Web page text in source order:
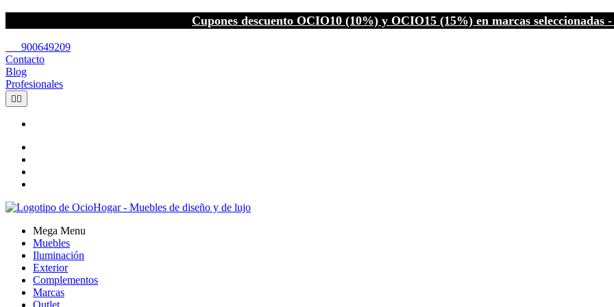
Cupones descuento OCIO10 (10%) y OCIO15 (15%) en marcas seleccionadas
900649209
Contacto
Blog
Profesionales
 
Mega Menu
Muebles
Iluminación
Exterior
Complementos
Marcas
Outlet